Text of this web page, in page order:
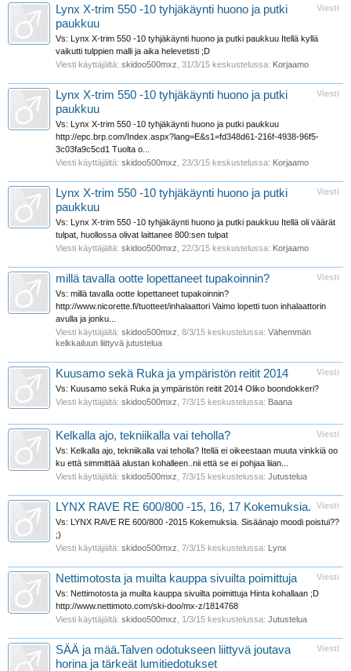
Viesti
Lynx X-trim 550 -10 tyhjäkäynti huono ja putki
paukkuu
Vs: Lynx X-trim 550 -10 tyhjäkäynti huono ja putki paukkuu Itellä kyllä
vaikutti tulppien malli ja aika helevetisti ;D
Viesti käyttäjältä: skidoo500mxz 31/3/15 keskustelussa: Korjaamo
Viesti
Lynx X-trim 550 -10 tyhjäkäynti huono ja putki
paukkuu
Vs: Lynx X-trim 550 -10 tyhjäkäynti huono ja putki paukkuu
http://epc.brp.com/Index.aspx?lang=E&s1=fd348d61-216f-4938-96f5-
3c03fa9c5cd1 Tuolta o...
Viesti käyttäjältä: skidoo500mxz 23/3/15 keskustelussa: Korjaamo
Viesti
Lynx X-trim 550 -10 tyhjäkäynti huono ja putki
paukkuu
Vs: Lynx X-trim 550 -10 tyhjäkäynti huono ja putki paukkuu Itellä oli väärät
tulpat, huollossa olivat laittanee 800:sen tulpat
Viesti käyttäjältä: skidoo500mxz 22/3/15 keskustelussa: Korjaamo
Viesti
millä tavalla ootte lopettaneet tupakoinnin?
Vs: millä tavalla ootte lopettaneet tupakoinnin?
http://www.nicorette.fi/tuotteet/inhalaattori Vaimo lopetti tuon inhalaattorin
avulla ja jonku...
Viesti käyttäjältä: skidoo500mxz 8/3/15 keskustelussa: Vähemmän
kelkkailuun liittyvä jutustelua
Viesti
Kuusamo sekä Ruka ja ympäristön reitit 2014
Vs: Kuusamo sekä Ruka ja ympäristön reitit 2014 Oliko boondokkeri?
Viesti käyttäjältä: skidoo500mxz 7/3/15 keskustelussa: Baana
Viesti
Kelkalla ajo, tekniikalla vai teholla?
Vs: Kelkalla ajo, tekniikalla vai teholla? Itellä ei oikeestaan muuta vinkkiä oo
ku että simmittää alustan kohalleen..nii että se ei pohjaa liian...
Viesti käyttäjältä: skidoo500mxz 7/3/15 keskustelussa: Jutustelua
Viesti
LYNX RAVE RE 600/800 -15, 16, 17 Kokemuksia.
Vs: LYNX RAVE RE 600/800 -2015 Kokemuksia. Sisäänajo moodi poistui??
;)
Viesti käyttäjältä: skidoo500mxz 7/3/15 keskustelussa: Lynx
Viesti
Nettimotosta ja muilta kauppa sivuilta poimittuja
Vs: Nettimotosta ja muilta kauppa sivuilta poimittuja Hinta kohallaan ;D
http://www.nettimoto.com/ski-doo/mx-z/1814768
Viesti käyttäjältä: skidoo500mxz 1/3/15 keskustelussa: Jutustelua
Viesti
SÄÄ ja mää.Talven odotukseen liittyvä joutava
horina ja tärkeät lumitiedotukset